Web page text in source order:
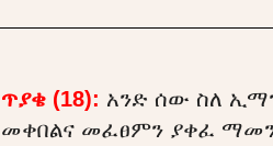
ጥያቄ (18): አንድ ሰው ስለ
መቀበልና መፈፀምን ያቀፈ